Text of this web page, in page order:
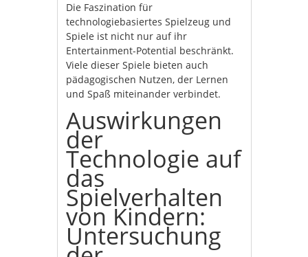
Die Faszination für
technologiebasiertes Spielzeug und
Spiele ist nicht nur auf ihr
Entertainment-Potential beschränkt.
Viele dieser Spiele bieten auch
pädagogischen Nutzen, der Lernen
und Spaß miteinander verbindet.
Auswirkungen
der
Technologie auf
das
Spielverhalten
von Kindern:
Untersuchung